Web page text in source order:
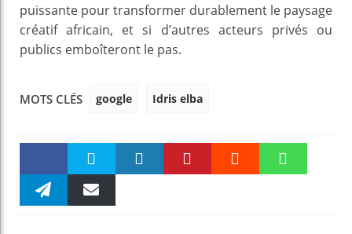
puissante pour transformer durablement le paysage
créatif africain, et si d’autres acteurs privés ou
publics emboîteront le pas.
MOTS CLÉS google Idris elba
Faceboo Twitter